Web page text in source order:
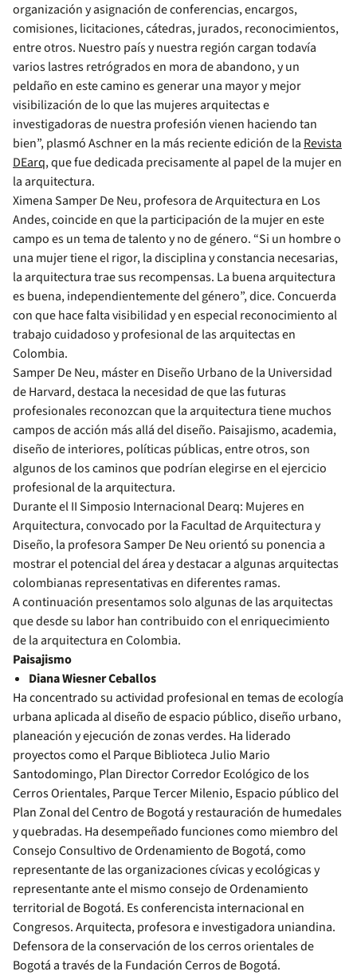
organización y asignación de conferencias, encargos,
comisiones, licitaciones, cátedras, jurados, reconocimientos,
entre otros. Nuestro país y nuestra región cargan todavía
varios lastres retrógrados en mora de abandono, y un
peldaño en este camino es generar una mayor y mejor
visibilización de lo que las mujeres arquitectas e
investigadoras de nuestra profesión vienen haciendo tan
bien”, plasmó Aschner en la más reciente edición de la Revista
DEarq, que fue dedicada precisamente al papel de la mujer en
la arquitectura.
Ximena Samper De Neu, profesora de Arquitectura en Los
Andes, coincide en que la participación de la mujer en este
campo es un tema de talento y no de género. “Si un hombre o
una mujer tiene el rigor, la disciplina y constancia necesarias,
la arquitectura trae sus recompensas. La buena arquitectura
es buena, independientemente del género”, dice. Concuerda
con que hace falta visibilidad y en especial reconocimiento al
trabajo cuidadoso y profesional de las arquitectas en
Colombia.
Samper De Neu, máster en Diseño Urbano de la Universidad
de Harvard, destaca la necesidad de que las futuras
profesionales reconozcan que la arquitectura tiene muchos
campos de acción más allá del diseño. Paisajismo, academia,
diseño de interiores, políticas públicas, entre otros, son
algunos de los caminos que podrían elegirse en el ejercicio
profesional de la arquitectura.
Durante el II Simposio Internacional Dearq: Mujeres en
Arquitectura, convocado por la Facultad de Arquitectura y
Diseño, la profesora Samper De Neu orientó su ponencia a
mostrar el potencial del área y destacar a algunas arquitectas
colombianas representativas en diferentes ramas.
A continuación presentamos solo algunas de las arquitectas
que desde su labor han contribuido con el enriquecimiento
de la arquitectura en Colombia.
Paisajismo
Diana Wiesner Ceballos
Ha concentrado su actividad profesional en temas de ecología
urbana aplicada al diseño de espacio público, diseño urbano,
planeación y ejecución de zonas verdes. Ha liderado
proyectos como el Parque Biblioteca Julio Mario
Santodomingo, Plan Director Corredor Ecológico de los
Cerros Orientales, Parque Tercer Milenio, Espacio público del
Plan Zonal del Centro de Bogotá y restauración de humedales
y quebradas. Ha desempeñado funciones como miembro del
Consejo Consultivo de Ordenamiento de Bogotá, como
representante de las organizaciones cívicas y ecológicas y
representante ante el mismo consejo de Ordenamiento
territorial de Bogotá. Es conferencista internacional en
Congresos. Arquitecta, profesora e investigadora uniandina.
Defensora de la conservación de los cerros orientales de
Bogotá a través de la Fundación Cerros de Bogotá.